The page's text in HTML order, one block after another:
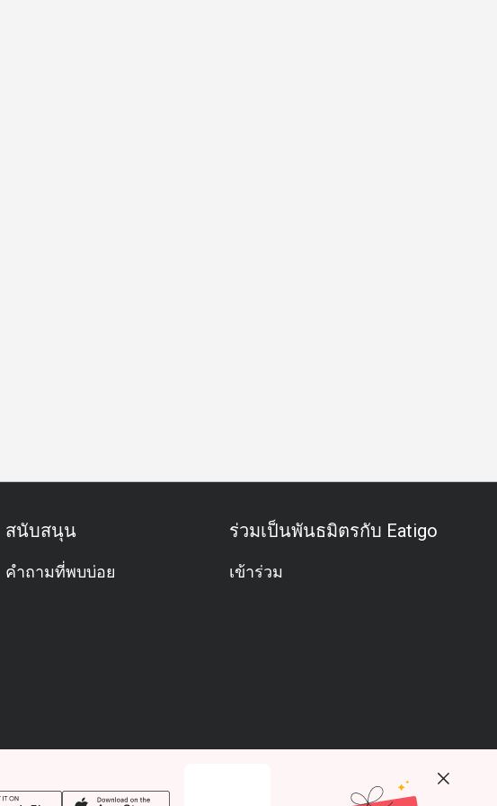
สนับสนุน
คำถามที่พบบ่อย
ร่วมเป็นพันธมิตรกับ Eatigo
เข้าร่วม